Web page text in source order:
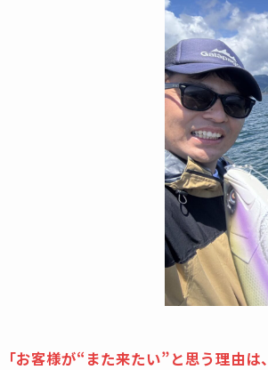
「お客様が“また来たい”と思う理由は